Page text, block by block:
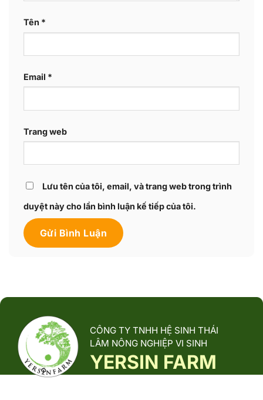
Tên *
Email *
Trang web
Lưu tên của tôi, email, và trang web trong trình
duyệt này cho lần bình luận kế tiếp của tôi.
CÔNG TY TNHH HỆ SINH THÁI
LÂM NÔNG NGHIỆP VI SINH
YERSIN FARM